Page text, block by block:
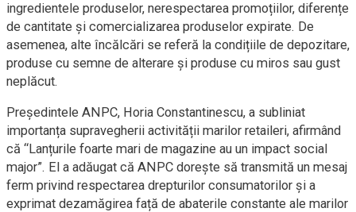
ingredientele produselor, nerespectarea promoțiilor, diferențe
de cantitate și comercializarea produselor expirate. De
asemenea, alte încălcări se referă la condițiile de depozitare,
produse cu semne de alterare și produse cu miros sau gust
neplăcut.
Președintele ANPC, Horia Constantinescu, a subliniat
importanța supravegherii activității marilor retaileri, afirmând
că “Lanțurile foarte mari de magazine au un impact social
major”. El a adăugat că ANPC dorește să transmită un mesaj
ferm privind respectarea drepturilor consumatorilor și a
exprimat dezamăgirea față de abaterile constante ale marilor